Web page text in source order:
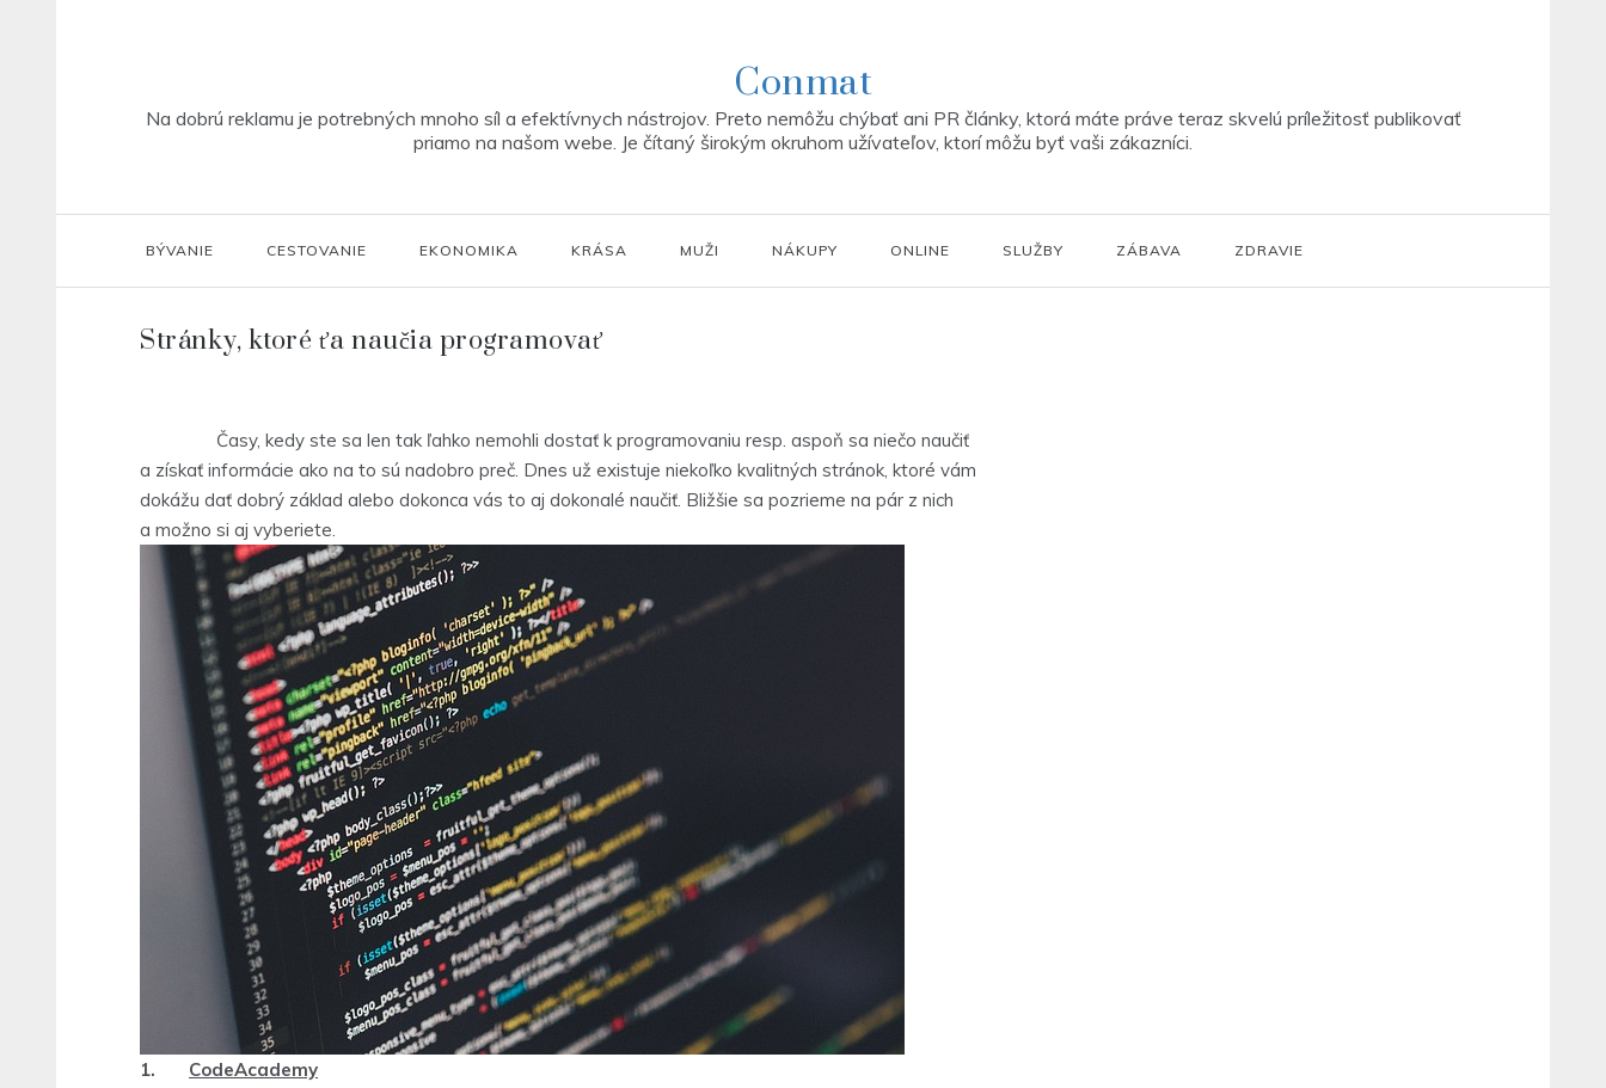
Conmat
Na dobrú reklamu je potrebných mnoho síl a efektívnych nástrojov. Preto nemôžu chýbať ani PR články, ktorá máte práve teraz skvelú príležitosť publikovať
priamo na našom webe. Je čítaný širokým okruhom užívateľov, ktorí môžu byť vaši zákazníci.
BÝVANIE CESTOVANIE EKONOMIKA KRÁSA MUŽI NÁKUPY ONLINE SLUŽBY ZÁBAVA ZDRAVIE
Stránky, ktoré ťa naučia programovať
Časy, kedy ste sa len tak ľahko nemohli dostať k programovaniu resp. aspoň sa niečo naučiť
a získať informácie ako na to sú nadobro preč. Dnes už existuje niekoľko kvalitných stránok, ktoré vám
dokážu dať dobrý základ alebo dokonca vás to aj dokonalé naučiť. Bližšie sa pozrieme na pár z nich
a možno si aj vyberiete.
1. CodeAcademy